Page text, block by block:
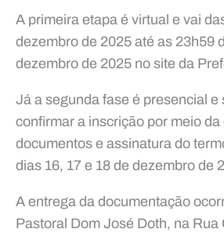
A primeira etapa é virtual e vai
dezembro de 2025 até as 23h59
dezembro de 2025 no site da
Já a segunda fase é presencial e
confirmar a inscrição por meio
documentos e assinatura do
dias 16, 17 e 18 de dezembro de
A entrega da documentação
Pastoral Dom José Doth, na Rua